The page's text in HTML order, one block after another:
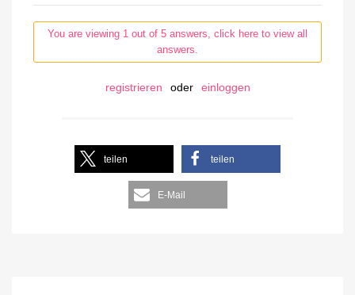
You are viewing 1 out of 5 answers, click here to view all
answers.
registrieren oder einloggen
teilen teilen
E-Mail